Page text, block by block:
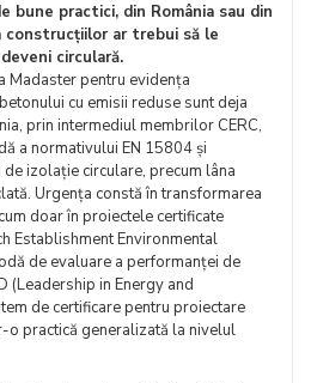
bune practici, din România sau din
construcțiilor ar trebui să le
circulară.
Madaster pentru evidența
cu emisii reduse sunt deja
prin intermediul membrilor CERC,
a normativului EN 15804 și
izolație circulare, precum lâna
Urgența constă în transformarea
doar în proiectele certificate
Establishment Environmental
de evaluare a performanței de
(Leadership in Energy and
de certificare pentru proiectare
o practică generalizată la nivelul